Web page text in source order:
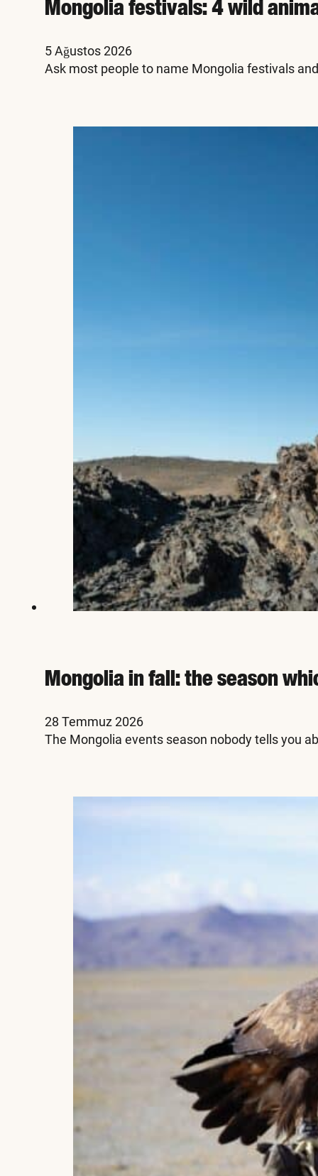
Mongolia festivals: 4 wild
5 Ağustos 2026
Ask most people to name Mongolia festivals
Mongolia in fall: the season
28 Temmuz 2026
The Mongolia events season nobody tells you